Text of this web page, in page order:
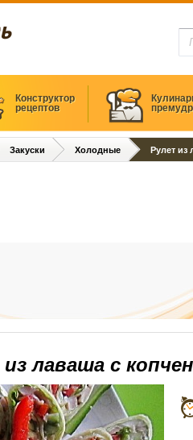
Конструктор
рецептов
Закуски Холодные Рулет из
лаваша с